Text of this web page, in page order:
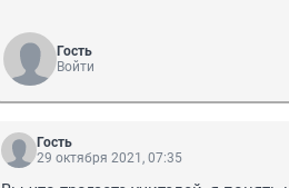
Гость
Войти
Гость
29 октября 2021, 07:35